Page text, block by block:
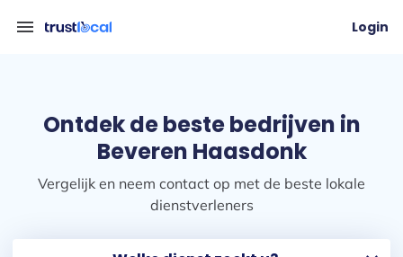
menu Login
Ontdek de beste bedrijven in
Beveren Haasdonk
Vergelijk en neem contact op met de beste lokale
dienstverleners